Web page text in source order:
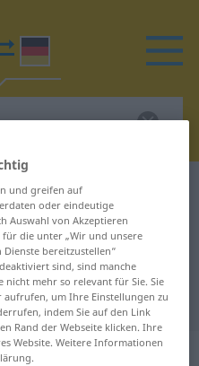
javor
Übersetzung
und greifen auf
oder eindeutige
Auswahl von Akzeptieren
die unter „Wir und unsere
bereitzustellen“
sind, sind manche
mehr so relevant für Sie. Sie
aufrufen, um Ihre Einstellungen zu
indem Sie auf den Link
Rand der Webseite klicken. Ihre
Website. Weitere Informationen